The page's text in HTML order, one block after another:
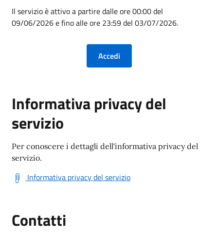
Il servizio è attivo a partire dalle ore 00:00 del
09/06/2026 e fino alle ore 23:59 del 03/07/2026.
Informativa privacy del
servizio
Per conoscere i dettagli dell'informativa privacy del
servizio.
Informativa privacy del servizio
Contatti